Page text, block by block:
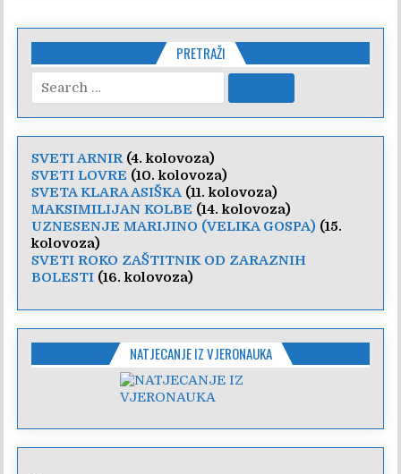
PRETRAŽI
Search
for:
SVETI ARNIR(4. kolovoza)
SVETI LOVRE (10. kolovoza)
SVETA KLARA ASIŠKA (11. kolovoza)
MAKSIMILIJAN KOLBE (14. kolovoza)
UZNESENJE MARIJINO (VELIKA GOSPA) (15.
kolovoza)
SVETI ROKO ZAŠTITNIK OD ZARAZNIH
BOLESTI (16. kolovoza)
NATJECANJE IZ VJERONAUKA